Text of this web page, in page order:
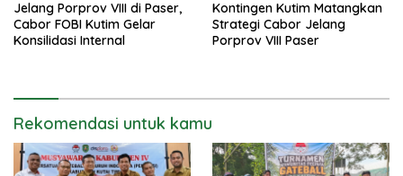
Jelang Porprov VIII di Paser,
Cabor FOBI Kutim Gelar
Konsilidasi Internal
Kontingen Kutim Matangkan
Strategi Cabor Jelang
Porprov VIII Paser
Rekomendasi untuk kamu